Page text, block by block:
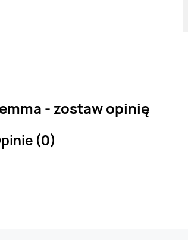
- zostaw opinię
(0)